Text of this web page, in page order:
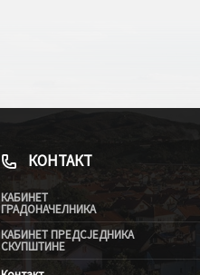
КОНТАКТ
КАБИНЕТ
ГРАДОНАЧЕЛНИКА
КАБИНЕТ ПРЕДСЈЕДНИКА
СКУПШТИНЕ